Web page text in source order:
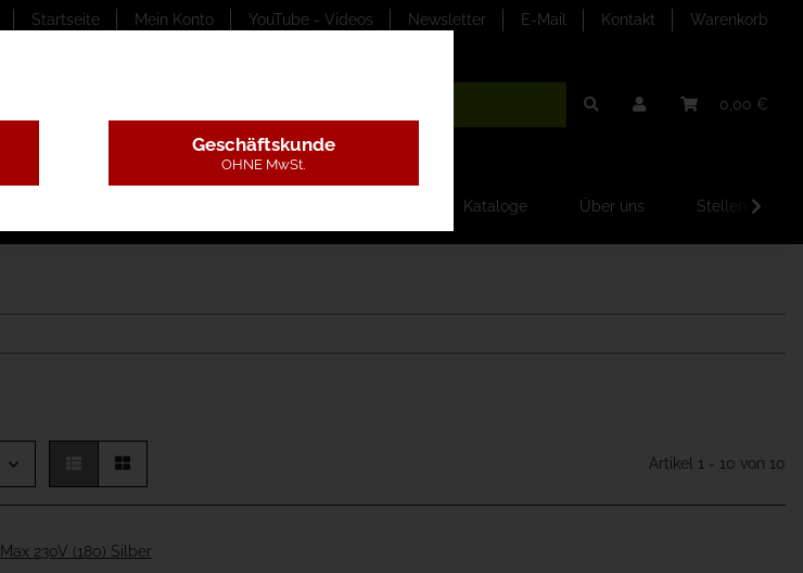
Startseite Mein Konto YouTube - Videos Newsletter E-Mail Kontakt Warenkorb
0,00 €
Kataloge Über uns
Artikel 1 - 10 von 10
Max 230V (180) Silber
Geschäftskunde
OHNE MwSt.